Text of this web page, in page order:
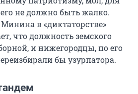
не должно быть жалко.
в «диктаторстве»
что должность земского
и нижегородцы, по его
бы узурпатора.